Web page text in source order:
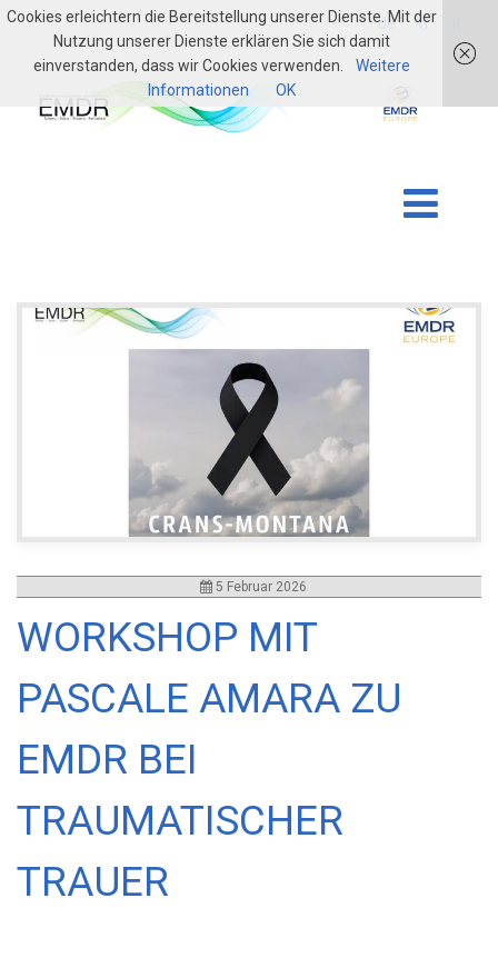
login de fr
5 Februar 2026
WORKSHOP MIT
PASCALE AMARA ZU
EMDR BEI
TRAUMATISCHER
TRAUER
Cookies erleichtern die Bereitstellung unserer Dienste. Mit der
Nutzung unserer Dienste erklären Sie sich damit
einverstanden, dass wir Cookies verwenden.
Weitere
Informationen
OK